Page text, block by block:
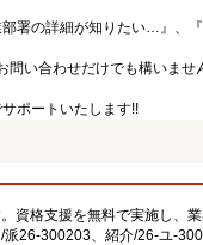
署の詳細が知りたい…』、
い合わせだけでも構いませ
ポートいたします!!
資格支援を無料で実施し、
26-300203、紹介/26-ユ-